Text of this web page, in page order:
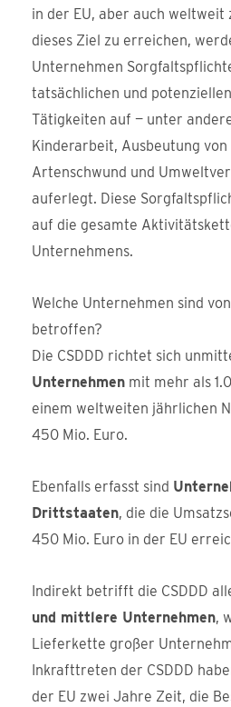
in der EU, aber auch weltweit
dieses Ziel zu erreichen,
Unternehmen
tatsächlichen und
Tätigkeiten auf — unter
Kinderarbeit, Ausbeutung
Artenschwund und
auferlegt. Diese
auf die gesamte
Unternehmens.
Welche Unternehmen sind
betroffen?
Die CSDDD richtet sich
Unternehmen mit mehr als
einem weltweiten jährlichen
450 Mio. Euro.
Ebenfalls erfasst sind
Drittstaaten, die die
450 Mio. Euro in der EU
Indirekt betrifft die CSDDD
und mittlere Unternehmen,
Lieferkette großer
Inkrafttreten der CSDDD
der EU zwei Jahre Zeit, die